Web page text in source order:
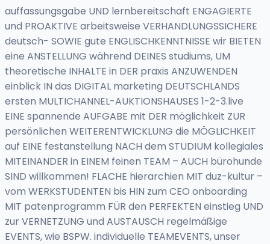
auffassungsgabe UND lernbereitschaft ENGAGIERTE
und PROAKTIVE arbeitsweise VERHANDLUNGSSICHERE
deutsch- SOWIE gute ENGLISCHKENNTNISSE wir BIETEN
eine ANSTELLUNG während DEINES studiums, UM
theoretische INHALTE in DER praxis ANZUWENDEN
einblick IN das DIGITAL marketing DEUTSCHLANDS
ersten MULTICHANNEL-AUKTIONSHAUSES 1-2-3.live
EINE spannende AUFGABE mit DER möglichkeit ZUR
persönlichen WEITERENTWICKLUNG die MÖGLICHKEIT
auf EINE festanstellung NACH dem STUDIUM kollegiales
MITEINANDER in EINEM feinen TEAM – AUCH bürohunde
SIND willkommen! FLACHE hierarchien MIT duz-kultur –
vom WERKSTUDENTEN bis HIN zum CEO onboarding
MIT patenprogramm FÜR den PERFEKTEN einstieg UND
zur VERNETZUNG und AUSTAUSCH regelmäßige
EVENTS, wie BSPW. individuelle TEAMEVENTS, unser